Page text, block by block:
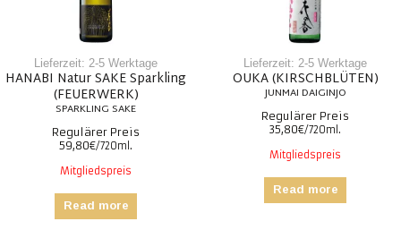
Lieferzeit: 2-5 Werktage
HANABI Natur SAKE Sparkling
(FEUERWERK)
59,80€
Mitgliedspreis
Read more
Lieferzeit: 2-5 Werktage
OUKA (KIRSCHBLÜTEN)
35,80€
Mitgliedspreis
Read more